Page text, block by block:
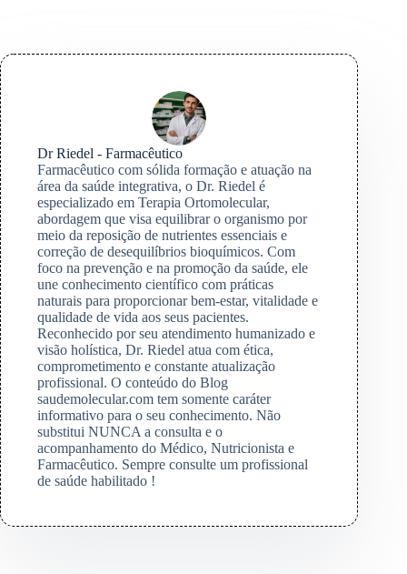
Dr Riedel - Farmacêutico
Farmacêutico com sólida formação e atuação na
área da saúde integrativa, o Dr. Riedel é
especializado em Terapia Ortomolecular,
abordagem que visa equilibrar o organismo por
meio da reposição de nutrientes essenciais e
correção de desequilíbrios bioquímicos. Com
foco na prevenção e na promoção da saúde, ele
une conhecimento científico com práticas
naturais para proporcionar bem-estar, vitalidade e
qualidade de vida aos seus pacientes.
Reconhecido por seu atendimento humanizado e
visão holística, Dr. Riedel atua com ética,
comprometimento e constante atualização
profissional. O conteúdo do Blog
saudemolecular.com tem somente caráter
informativo para o seu conhecimento. Não
substitui NUNCA a consulta e o
acompanhamento do Médico, Nutricionista e
Farmacêutico. Sempre consulte um profissional
de saúde habilitado !